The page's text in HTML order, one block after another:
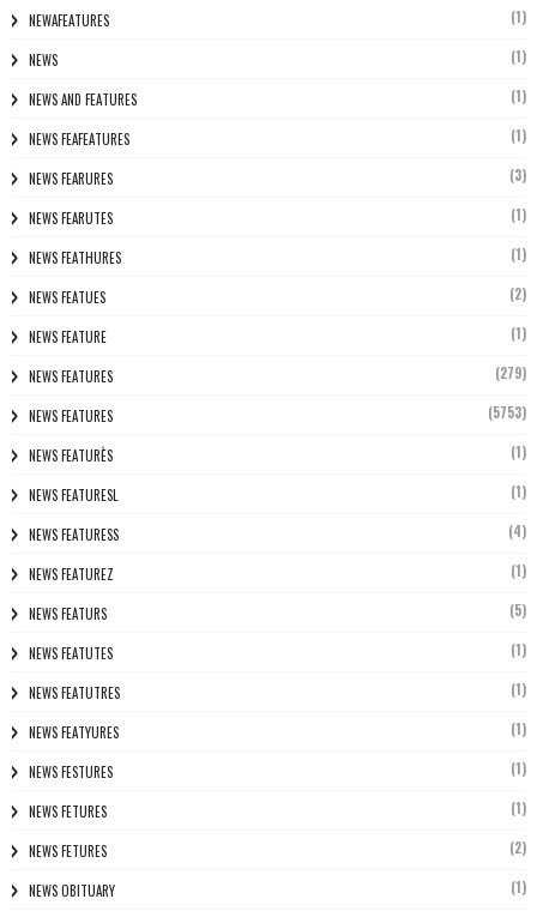
NEWAFEATURES (1)
NEWS (1)
NEWS AND FEATURES (1)
NEWS FEAFEATURES (1)
NEWS FEARURES (3)
NEWS FEARUTES (1)
NEWS FEATHURES (1)
NEWS FEATUES (2)
NEWS FEATURE (1)
NEWS FEATURES (279)
NEWS FEATURES (5753)
NEWS FEATURÈS (1)
NEWS FEATURESL (1)
NEWS FEATURESS (4)
NEWS FEATUREZ (1)
NEWS FEATURS (5)
NEWS FEATUTES (1)
NEWS FEATUTRES (1)
NEWS FEATYURES (1)
NEWS FESTURES (1)
NEWS FETURES (1)
NEWS FETURES (2)
NEWS OBITUARY (1)